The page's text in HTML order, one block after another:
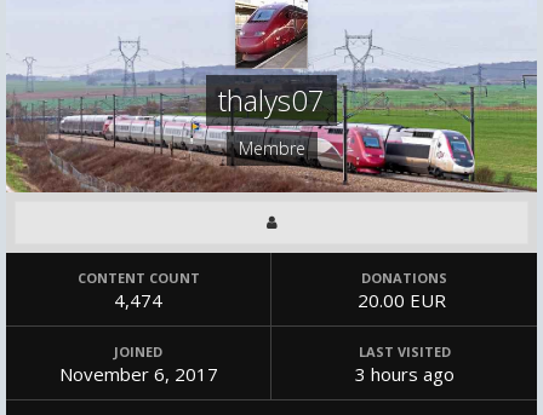
thalys07
Membre
CONTENT COUNT
4,474
DONATIONS
20.00 EUR
JOINED
November 6, 2017
LAST VISITED
3 hours ago